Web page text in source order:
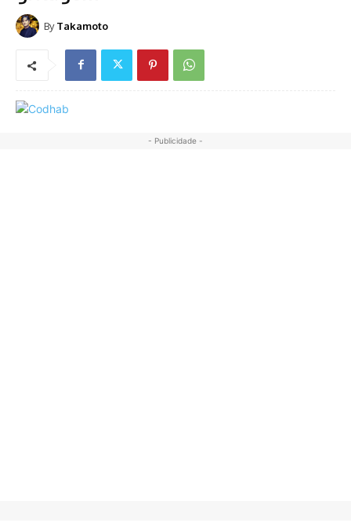
By Takamoto
- Publicidade -